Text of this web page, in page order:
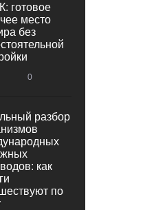
готовое
место
без
0
разбор
как
по